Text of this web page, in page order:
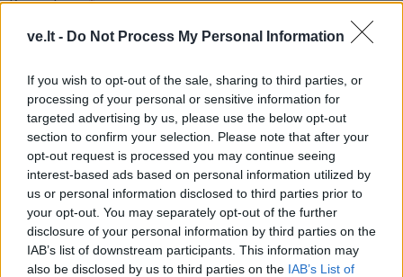
ve.lt - Do Not Process My Personal Information
If you wish to opt-out of the sale, sharing to third parties, or
processing of your personal or sensitive information for
targeted advertising by us, please use the below opt-out
section to confirm your selection. Please note that after your
opt-out request is processed you may continue seeing
interest-based ads based on personal information utilized by
us or personal information disclosed to third parties prior to
your opt-out. You may separately opt-out of the further
disclosure of your personal information by third parties on the
IAB’s list of downstream participants. This information may
also be disclosed by us to third parties on the IAB’s List of
Komentaras
Sutinku sutaisyklėmis
This site is protected by
reCAPTCHA and the Google
Privacy Policy and Terms of
Service apply.